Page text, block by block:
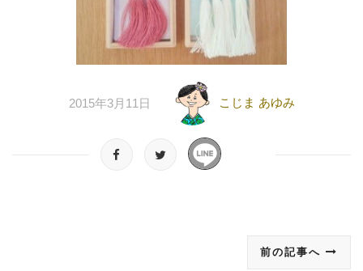
2015年3月11日 こじま あゆみ
前の記事へ